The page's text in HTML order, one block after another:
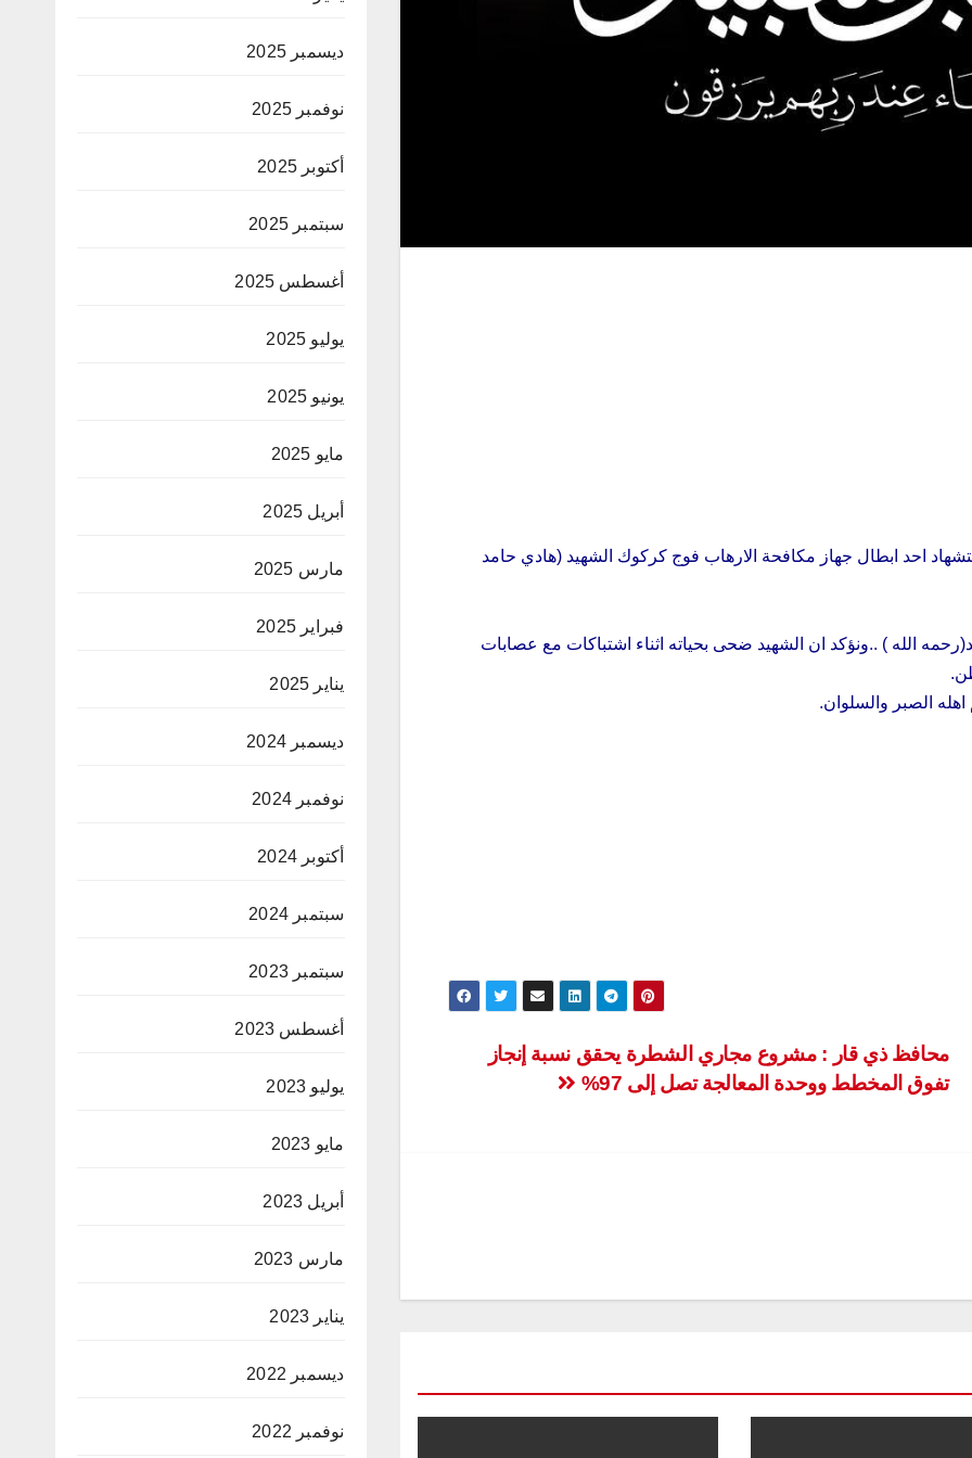
احد ابطال جهاز مكافحة الارهاب فوج كركوك الشهيد (هادي حامد
الله ) ..ونؤكد ان الشهيد ضحى بحياته اثناء اشتباكات مع عصابات
الصبر والسلوان.
محافظ ذي قار : مشروع مجاري الشطرة يحقق نسبة إنجاز
تفوق المخطط ووحدة المعالجة تصل إلى 97%
ديسمبر 2025
نوفمبر 2025
أكتوبر 2025
سبتمبر 2025
أغسطس 2025
يوليو 2025
يونيو 2025
مايو 2025
أبريل 2025
مارس 2025
فبراير 2025
يناير 2025
ديسمبر 2024
نوفمبر 2024
أكتوبر 2024
سبتمبر 2024
سبتمبر 2023
أغسطس 2023
يوليو 2023
مايو 2023
أبريل 2023
مارس 2023
يناير 2023
ديسمبر 2022
نوفمبر 2022